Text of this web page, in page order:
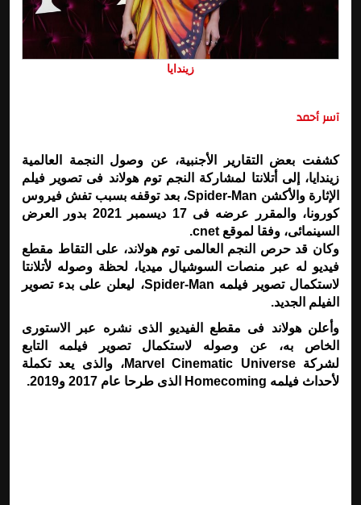
زيندايا
آسر أحمد
كشفت بعض التقارير الأجنبية، عن وصول النجمة العالمية
زيندايا، إلى أتلانتا لمشاركة النجم توم هولاند فى تصوير فيلم
الإثارة والأكشن Spider-Man، بعد توقفه بسبب تفش فيروس
كورونا، والمقرر عرضه فى 17 ديسمبر 2021 بدور العرض
السينمائى، وفقا لموقع cnet.
وكان قد حرص النجم العالمى توم هولاند، على التقاط مقطع
فيديو له عبر منصات السوشيال ميديا، لحظة وصوله لأتلانتا
لاستكمال تصوير فيلمه Spider-Man، ليعلن على بدء تصوير
الفيلم الجديد.
وأعلن هولاند فى مقطع الفيديو الذى نشره عبر الاستورى
الخاص به، عن وصوله لاستكمال تصوير فيلمه التابع
لشركة Marvel Cinematic Universe، والذى يعد تكملة
لأحداث فيلمه Homecoming الذى طرحا عام 2017 و2019.